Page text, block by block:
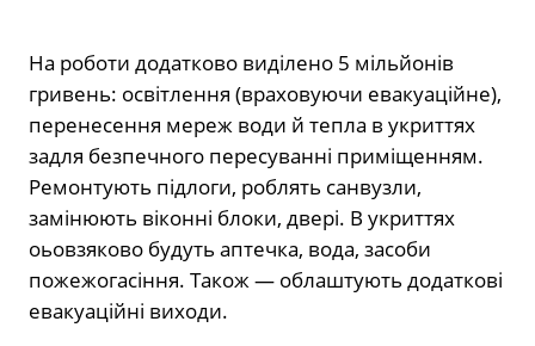
На роботи додатково виділено 5 мільйонів
гривень: освітлення (враховуючи евакуаційне),
перенесення мереж води й тепла в укриттях
задля безпечного пересуванні приміщенням.
Ремонтують підлоги, роблять санвузли,
замінюють віконні блоки, двері. В укриттях
оьовзяково будуть аптечка, вода, засоби
пожежогасіння. Також — облаштують додаткові
евакуаційні виходи.